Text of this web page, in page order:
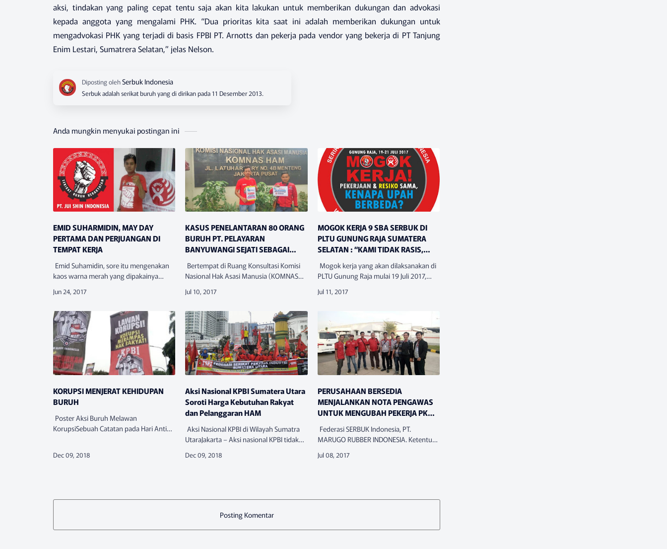
aksi, tindakan yang paling cepat tentu saja akan kita lakukan untuk memberikan dukungan dan advokasi
kepada anggota yang mengalami PHK. “Dua prioritas kita saat ini adalah memberikan dukungan untuk
mengadvokasi PHK yang terjadi di basis FPBI PT. Arnotts dan pekerja pada vendor yang bekerja di PT Tanjung
Enim Lestari, Sumatrera Selatan,” jelas Nelson.
Serbuk adalah serikat buruh yang di dirikan pada 11 Desember 2013.
Anda mungkin menyukai postingan ini
EMID SUHARMIDIN, MAY DAY
PERTAMA DAN PERJUANGAN DI
TEMPAT KERJA
Emid Suhamidin, sore itu mengenakan
kaos warna merah yang dipakainya
Day pertamanya sepanjang hidupnya
KASUS PENELANTARAN 80 ORANG
BURUH PT. PELAYARAN
BANYUWANGI SEJATI SEBAGAI
TANGGUNG JAWAB PEMDA
BANYUWANGI
Bertempat di Ruang Konsultasi Komisi
Nasional Hak Asasi Manusia (KOMNAS
Indonesia (SERBUK Indonesia)
MOGOK KERJA 9 SBA SERBUK DI
PLTU GUNUNG RAJA SUMATERA
SELATAN : “KAMI TIDAK RASIS,
TETAPI MELAWAN DISKRIMINASI!”
Mogok kerja yang akan dilaksanakan di
PLTU Gunung Raja mulai 19 Juli 2017,
normatif seperti PKWTT, Upah Lembur,
KORUPSI MENJERAT KEHIDUPAN
BURUH
Poster Aksi Buruh Melawan
KorupsiSebuah Catatan pada Hari Anti
Sehari lebih awal, kemarin, KPBI mengg…
Aksi Nasional KPBI Sumatera Utara
Soroti Harga Kebutuhan Rakyat
dan Pelanggaran HAM
Aksi Nasional KPBI di Wilayah Sumatra
UtaraJakarta – Aksi nasional KPBI tidak
Sumatera Utara. Sekitar 200an buruh
PERUSAHAAN BERSEDIA
MENJALANKAN NOTA PENGAWAS
UNTUK MENGUBAH PEKERJA PKWT
Federasi SERBUK Indonesia, PT.
MARUGO RUBBER INDONESIA. Ketentuan
Ketenagakerjaan RI yang mengatur
Posting Komentar